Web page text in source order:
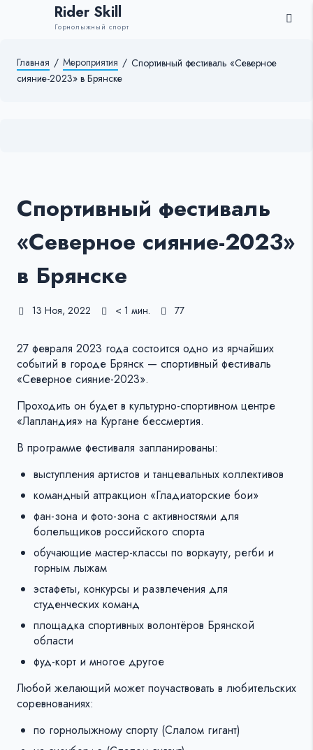
Rider Skill
Горнолыжный спорт
Главная / Мероприятия / Спортивный фестиваль «Северное
сияние-2023» в Брянске
Спортивный фестиваль
«Северное сияние-2023»
в Брянске
13 Ноя, 2022 < 1 мин. 77
27 февраля 2023 года состоится одно из ярчайших
событий в городе Брянск — спортивный фестиваль
«Северное сияние-2023».
Проходить он будет в культурно-спортивном центре
«Лапландия» на Кургане бессмертия.
В программе фестиваля запланированы:
выступления артистов и танцевальных коллективов
командный аттракцион «Гладиаторские бои»
фан-зона и фото-зона с активностями для
болельщиков российского спорта
обучающие мастер-классы по воркауту, регби и
горным лыжам
эстафеты, конкурсы и развлечения для
студенческих команд
площадка спортивных волонтёров Брянской
области
фуд-корт и многое другое
Любой желающий может поучаствовать в любительских
соревнованиях:
по горнолыжному спорту (Слалом гигант)